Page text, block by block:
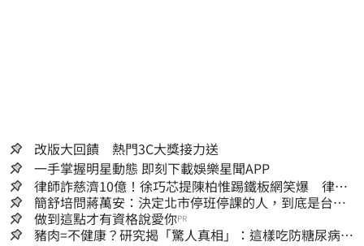
改版大回饋 熱門3C大獎接力送
一手掌握明星動態 即刻下載娛樂星聞APP
律師詐慈濟10億！徐巧芯提陳柏惟踢鐵板網笑爆 律師
再曬1照補刀
簡舒培問蔣萬安：決定北市停班停課的人，到底是台北
市長，還是氣象署？
做到這點才有資格說愛你PR
豬肉=不健康？研究揭「驚人真相」：這樣吃防糖尿病、